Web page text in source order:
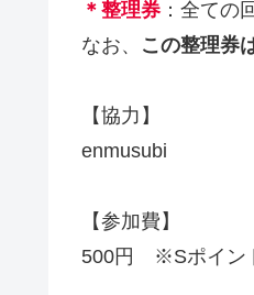
＊整理券：全ての
なお、 この整理券
【協力】
enmusubi
【参加費】
500円 ※Sポイン